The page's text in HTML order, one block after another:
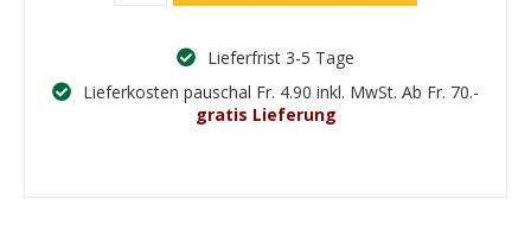
Lieferfrist 3-5 Tage
Lieferkosten pauschal Fr. 4.90 inkl. MwSt. Ab Fr. 70.-
gratis Lieferung